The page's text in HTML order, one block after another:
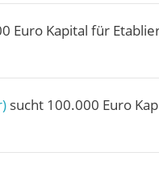
Euro Kapital für
sucht 100.000 Euro